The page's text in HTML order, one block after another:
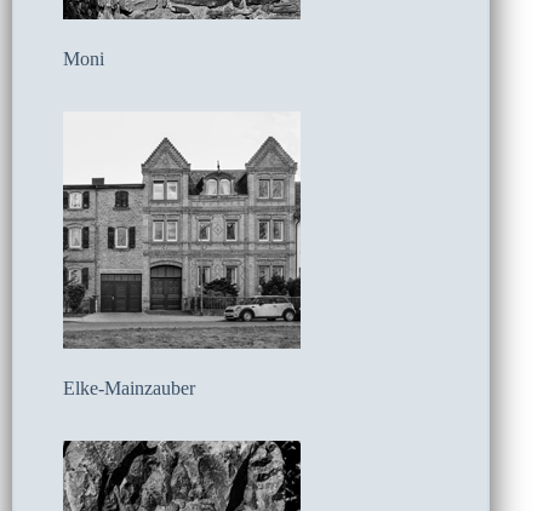
Moni
Elke-Mainzauber